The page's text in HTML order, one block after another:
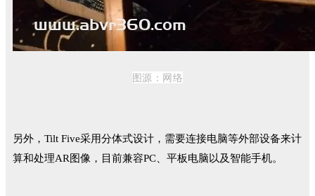
图源： 网络
另外，Tilt Five采用分体式设计，需要连接电脑等外部设备来计
算和处理AR图像，目前兼容PC、平板电脑以及智能手机。